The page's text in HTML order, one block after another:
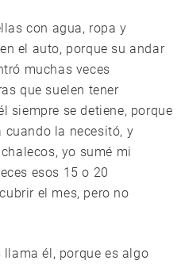
con agua, ropa y
el auto, porque su andar
muchas veces
que suelen tener
siempre se detiene, porque
la necesitó, y
yo sumé mi
esos 15 o 20
el mes, pero no
llama él, porque es algo